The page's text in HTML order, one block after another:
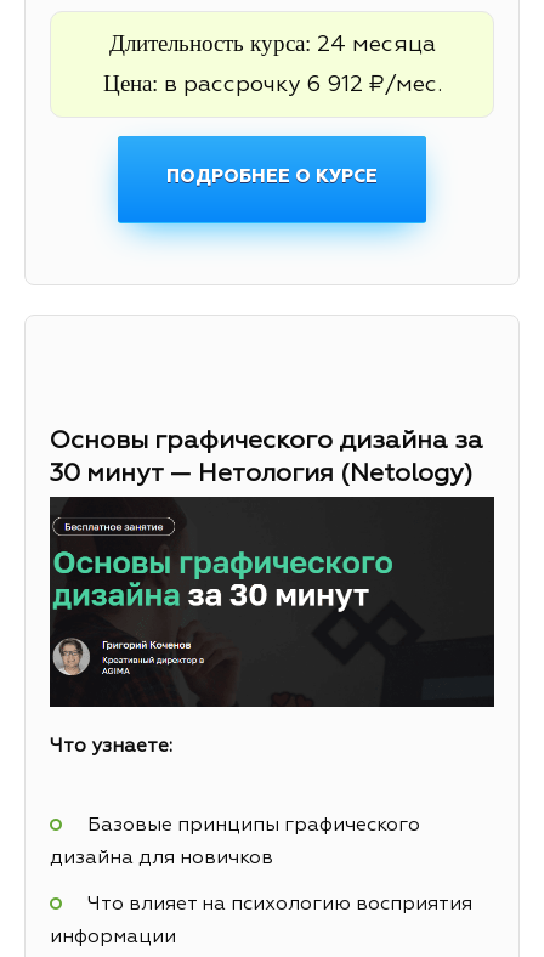
Длительность курса: 24 месяца
Цена: в рассрочку 6 912 ₽/мес.
ПОДРОБНЕЕ О КУРСЕ
Основы графического дизайна за
30 минут — Нетология (Netology)
Что узнаете:
Базовые принципы графического
дизайна для новичков
Что влияет на психологию восприятия
информации